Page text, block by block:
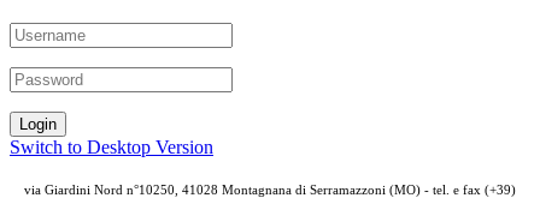
Switch to Desktop Version
via Giardini Nord n°10250, 41028 Montagnana di Serramazzoni (MO) - tel. e fax (+39)